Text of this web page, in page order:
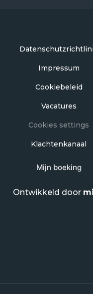
Impressum
Cookiebeleid
Vacatures
Cookies settings
Klachtenkanaal
Mijn boeking
Ontwikkeld door